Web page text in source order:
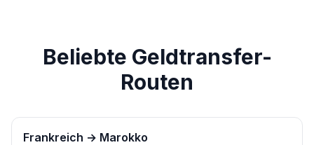
Beliebte Geldtransfer-
Routen
Frankreich → Marokko